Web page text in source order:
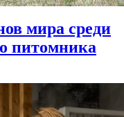
мира среди
питомника